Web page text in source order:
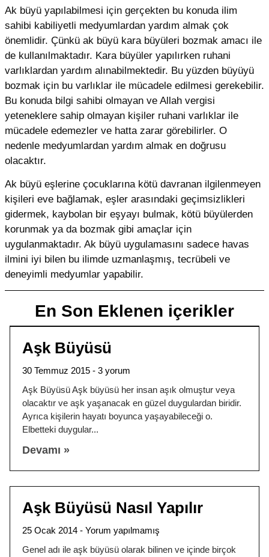
Ak büyü yapılabilmesi için gerçekten bu konuda ilim
sahibi kabiliyetli medyumlardan yardım almak çok
önemlidir. Çünkü ak büyü kara büyüleri bozmak amacı ile
de kullanılmaktadır. Kara büyüler yapılırken ruhani
varlıklardan yardım alınabilmektedir. Bu yüzden büyüyü
bozmak için bu varlıklar ile mücadele edilmesi gerekebilir.
Bu konuda bilgi sahibi olmayan ve Allah vergisi
yeteneklere sahip olmayan kişiler ruhani varlıklar ile
mücadele edemezler ve hatta zarar görebilirler. O
nedenle medyumlardan yardım almak en doğrusu
olacaktır.
Ak büyü eşlerine çocuklarına kötü davranan ilgilenmeyen
kişileri eve bağlamak, eşler arasındaki geçimsizlikleri
gidermek, kaybolan bir eşyayı bulmak, kötü büyülerden
korunmak ya da bozmak gibi amaçlar için
uygulanmaktadır. Ak büyü uygulamasını sadece havas
ilmini iyi bilen bu ilimde uzmanlaşmış, tecrübeli ve
deneyimli medyumlar yapabilir.
En Son Eklenen içerikler
Aşk Büyüsü
30 Temmuz 2015
3 yorum
Aşk Büyüsü Aşk büyüsü her insan aşık olmuştur veya
olacaktır ve aşk yaşanacak en güzel duygulardan biridir.
Ayrıca kişilerin hayatı boyunca yaşayabileceği o.
Elbetteki duygular
Devamı »
Aşk Büyüsü Nasıl Yapılır
25 Ocak 2014
Yorum yapılmamış
Genel adı ile aşk büyüsü olarak bilinen ve içinde birçok